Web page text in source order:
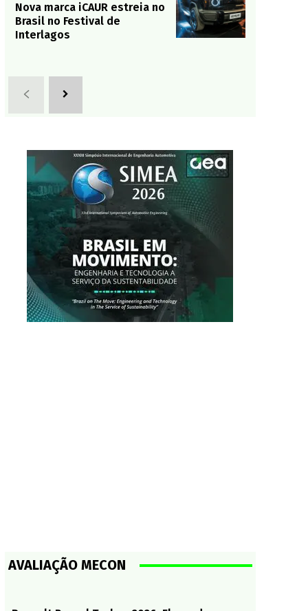
Nova marca iCAUR estreia no
Brasil no Festival de
Interlagos
AVALIAÇÃO MECON